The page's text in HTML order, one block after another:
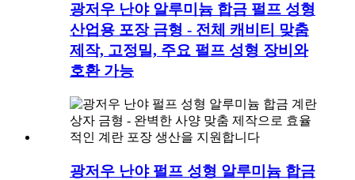
광저우 난야 알루미늄 합금 펄프 성형
산업용 포장 금형 - 전체 캐비티 맞춤
제작, 고정밀, 주요 펄프 성형 장비와
호환 가능
광저우 난야 펄프 성형 알루미늄 합금